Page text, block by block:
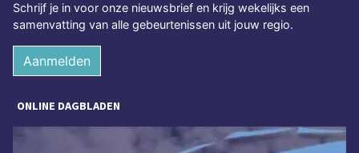
Schrijf je in voor onze nieuwsbrief en krijg wekelijks een
samenvatting van alle gebeurtenissen uit jouw regio.
Aanmelden
ONLINE DAGBLADEN